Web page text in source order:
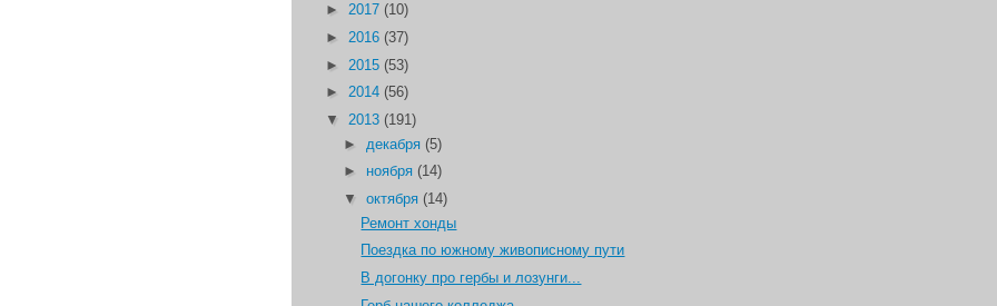
► 2017 (10)
► 2016 (37)
► 2015 (53)
► 2014 (56)
▼ 2013 (191)
► декабря (5)
► ноября (14)
▼ октября (14)
Ремонт хонды
Поездка по южному живописному пути
В догонку про гербы и лозунги...